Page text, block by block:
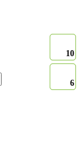
10
6
10
6